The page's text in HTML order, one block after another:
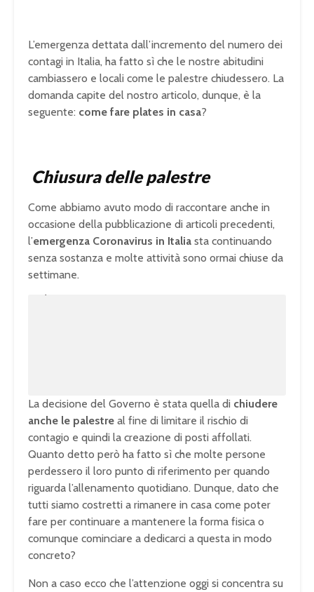
L’emergenza dettata dall’incremento del numero dei
contagi in Italia, ha fatto sì che le nostre abitudini
cambiassero e locali come le palestre chiudessero. La
domanda capite del nostro articolo, dunque, è la
seguente: come fare plates in casa?
Chiusura delle palestre
Come abbiamo avuto modo di raccontare anche in
occasione della pubblicazione di articoli precedenti,
l’emergenza Coronavirus in Italia sta continuando
senza sostanza e molte attività sono ormai chiuse da
settimane.
La decisione del Governo è stata quella di chiudere
anche le palestre al fine di limitare il rischio di
contagio e quindi la creazione di posti affollati.
Quanto detto però ha fatto sì che molte persone
perdessero il loro punto di riferimento per quando
riguarda l’allenamento quotidiano. Dunque, dato che
tutti siamo costretti a rimanere in casa come poter
fare per continuare a mantenere la forma fisica o
comunque cominciare a dedicarci a questa in modo
concreto?
Non a caso ecco che l’attenzione oggi si concentra su